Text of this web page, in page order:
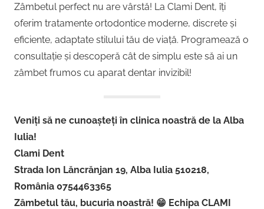
Zâmbetul perfect nu are vârstă! La Clami Dent, îți
oferim tratamente ortodontice moderne, discrete și
eficiente, adaptate stilului tău de viață. Programează o
consultație și descoperă cât de simplu este să ai un
zâmbet frumos cu aparat dentar invizibil!
Veniți să ne cunoașteți în clinica noastră de la Alba
Iulia!
Clami Dent
Strada Ion Lăncrănjan 19, Alba Iulia 510218,
România 0754463365
Zâmbetul tău, bucuria noastră! 😁 Echipa CLAMI